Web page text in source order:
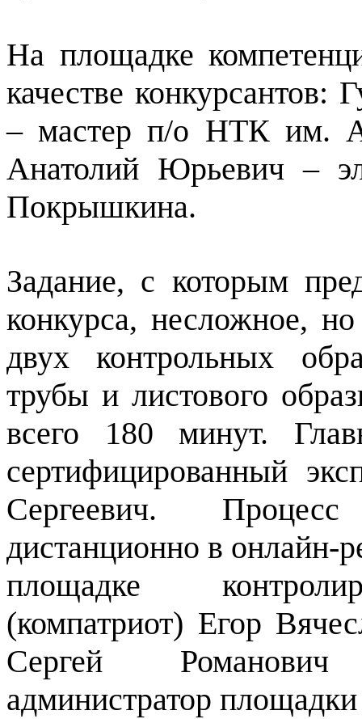
На площадке
качестве конкурсантов:
– мастер п/о НТК им.
Анатолий Юрьевич –
Покрышкина.
Задание, с которым
конкурса, несложное,
двух контрольных
трубы и листового
всего 180 минут.
сертифицированный
Сергеевич.
дистанционно в онлайн-
площадке
(компатриот) Егор
Сергей
администратор